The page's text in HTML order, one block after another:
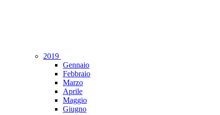
2019
Gennaio
Febbraio
Marzo
Aprile
Maggio
Giugno